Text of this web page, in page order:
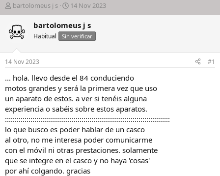
I
n
c
i
a
d
o
r
e
l
h
i
l
o
bartolomeus j s
F
e
c
h
a
i
n
c
i
o
14 Nov 2023
bartolomeus j s
Habitual Sin verificar
14 Nov 2023 #1
... hola. llevo desde el 84 conduciendo
motos grandes y será la primera vez que uso
un aparato de estos. a ver si tenéis alguna
experiencia o sabéis sobre estos aparatos.
::::::::::::::::::::::::::::::::::::::::::::::::::::::::::::::::::::::::::::::::::::
lo que busco es poder hablar de un casco
al otro, no me interesa poder comunicarme
con el móvil ni otras prestaciones. solamente
que se integre en el casco y no haya 'cosas'
por ahí colgando. gracias